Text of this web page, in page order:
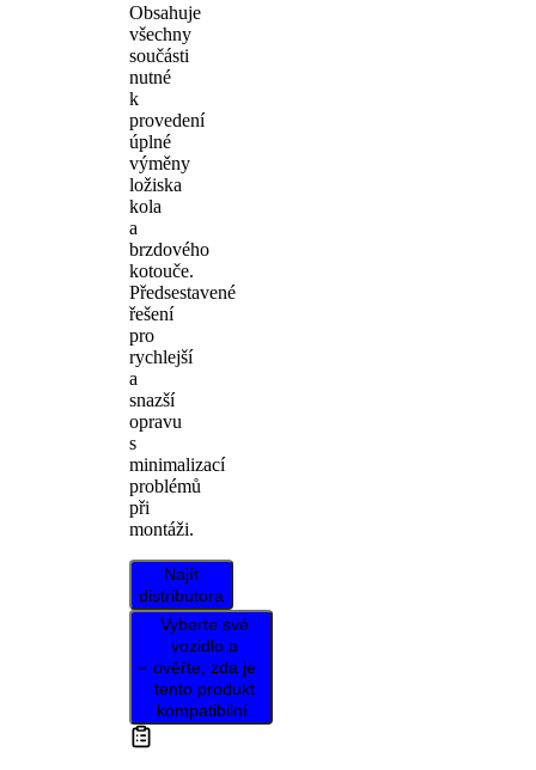
Obsahuje
všechny
součásti
nutné
k
provedení
úplné
výměny
ložiska
kola
a
brzdového
kotouče.
Předsestavené
řešení
pro
rychlejší
a
snazší
opravu
s
minimalizací
problémů
při
montáži.
Najít
distributora
Vyberte své
vozidlo a
ověřte, zda je
tento produkt
kompatibilní.